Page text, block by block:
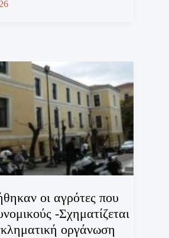
οι αγρότες που
-Σχηματίζεται
οργάνωση